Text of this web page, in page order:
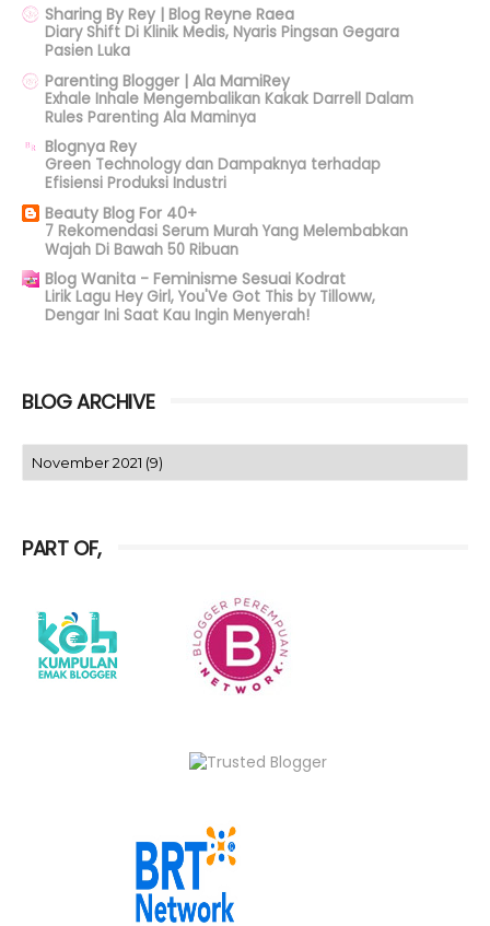
Sharing By Rey | Blog Reyne Raea
Diary Shift Di Klinik Medis, Nyaris Pingsan Gegara
Pasien Luka
Parenting Blogger | Ala MamiRey
Exhale Inhale Mengembalikan Kakak Darrell Dalam
Rules Parenting Ala Maminya
Blognya Rey
Green Technology dan Dampaknya terhadap
Efisiensi Produksi Industri
Beauty Blog For 40+
7 Rekomendasi Serum Murah Yang Melembabkan
Wajah Di Bawah 50 Ribuan
Blog Wanita - Feminisme Sesuai Kodrat
Lirik Lagu Hey Girl, You'Ve Got This by Tilloww,
Dengar Ini Saat Kau Ingin Menyerah!
BLOG ARCHIVE
PART OF,